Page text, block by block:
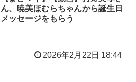
ん、暁美ほむらちゃんから誕生日
メッセージをもらう
2026年2月22日 18:44